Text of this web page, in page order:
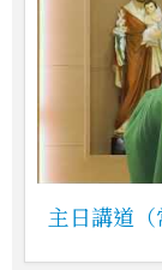
主日講道